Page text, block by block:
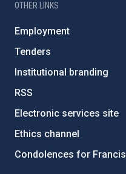
OTHER LINKS
Employment
Tenders
Institutional branding
RSS
Electronic services site
Ethics channel
Condolences for